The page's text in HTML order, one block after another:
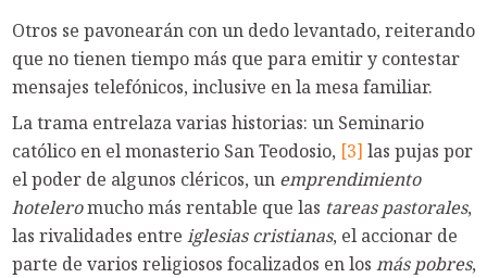
Otros se pavonearán con un dedo levantado, reiterando
que no tienen tiempo más que para emitir y contestar
mensajes telefónicos, inclusive en la mesa familiar.
La trama entrelaza varias historias: un Seminario
católico en el monasterio San Teodosio, [3] las pujas por
el poder de algunos cléricos, un emprendimiento
hoteleromucho más rentable que las tareas pastorales,
las rivalidades entre iglesias cristianas, el accionar de
parte de varios religiosos focalizados en los más pobres,